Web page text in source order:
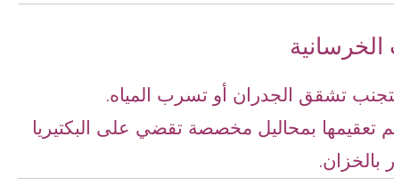
تشقق الجدران أو تسرب المياه.
تعقيمها بمحاليل مخصصة تقضي على البكتيريا
بالخزان.